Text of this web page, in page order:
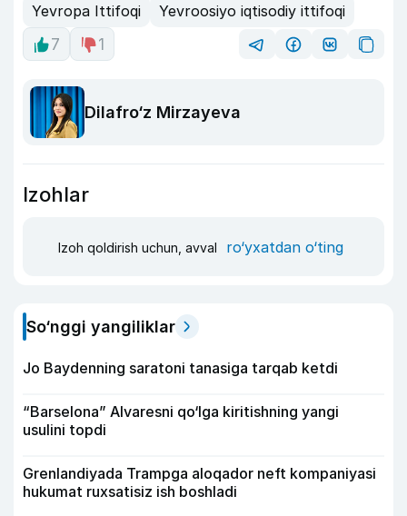
Yevropa Ittifoqi
Yevroosiyo iqtisodiy ittifoqi
7
1
Dilafro‘z Mirzayeva
Izohlar
Izoh qoldirish uchun, avval ro‘yxatdan o‘ting
So‘nggi yangiliklar
Jo Baydenning saratoni tanasiga tarqab ketdi
“Barselona” Alvaresni qo‘lga kiritishning yangi
usulini topdi
Grenlandiyada Trampga aloqador neft kompaniyasi
hukumat ruxsatisiz ish boshladi